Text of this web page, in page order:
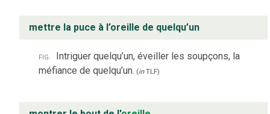
mettre la puce à l’oreille de quelqu’un
fig.
Intriguer quelqu’un, éveiller les soupçons, la
méfiance de quelqu’un. (inTLF)